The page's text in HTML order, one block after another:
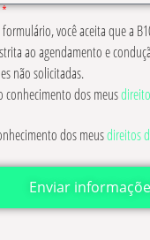
você aceita que a
ao agendamento e
não solicitadas.
conhecimento dos meus
dos meusdireitos
Enviar